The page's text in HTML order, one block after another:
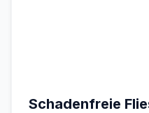
Schadenfreie